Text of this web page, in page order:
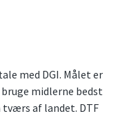
med DGI. Målet er
midlerne bedst
af landet. DTF